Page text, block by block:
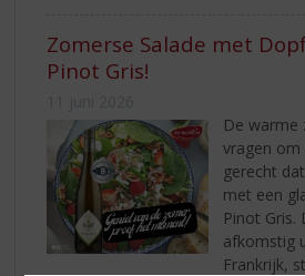
Zomerse Salade met
Pinot Gris!
De warme
vragen om
gerecht
met een
Pinot Gris.
afkomstig
Frankrijk,